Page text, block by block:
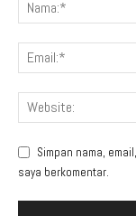
Simpan nama,
saya berkomentar.